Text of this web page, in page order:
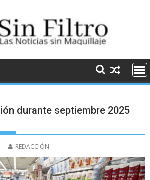
durante septiembre 2025
REDACCIÓN